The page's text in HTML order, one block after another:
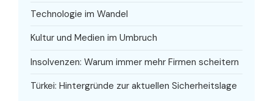
Technologie im Wandel
Kultur und Medien im Umbruch
Insolvenzen: Warum immer mehr Firmen scheitern
Türkei: Hintergründe zur aktuellen Sicherheitslage